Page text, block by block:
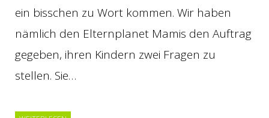
ein bisschen zu Wort kommen. Wir haben
nämlich den Elternplanet Mamis den Auftrag
gegeben, ihren Kindern zwei Fragen zu
stellen. Sie…